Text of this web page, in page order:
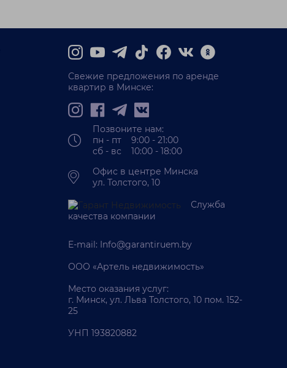
Свежие предложения по аренде
квартир в Минске:
Позвоните нам:
пн - пт 9:00 - 21:00
сб - вс 10:00 - 18:00
Офис в центре Минска
ул. Толстого, 10
Служба
качества компании
E-mail: Info@garantiruem.by
ООО «Артель недвижимость»
Место оказания услуг:
г. Минск, ул. Льва Толстого, 10 пом. 152-
25
УНП 193820882